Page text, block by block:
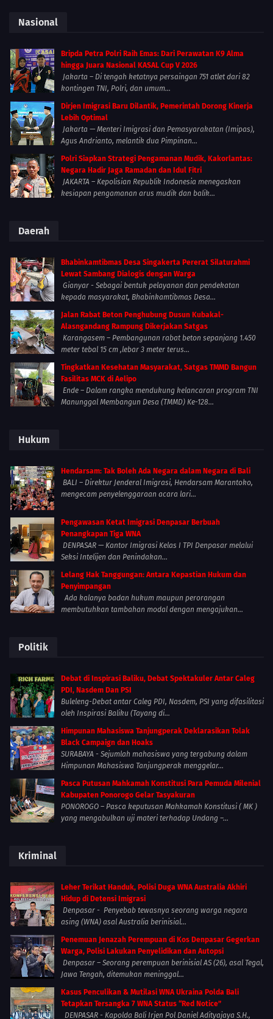
Nasional
Bripda Petra Polri Raih Emas: Dari Perawatan K9 Alma
hingga Juara Nasional KASAL Cup V 2026
Jakarta – Di tengah ketatnya persaingan 751 atlet dari 82
kontingen TNI, Polri, dan umum...
Dirjen Imigrasi Baru Dilantik, Pemerintah Dorong Kinerja
Lebih Optimal
Jakarta — Menteri Imigrasi dan Pemasyarakatan (Imipas),
Agus Andrianto, melantik dua Pimpinan...
Polri Siapkan Strategi Pengamanan Mudik, Kakorlantas:
Negara Hadir Jaga Ramadan dan Idul Fitri
JAKARTA – Kepolisian Republik Indonesia menegaskan
kesiapan pengamanan arus mudik dan balik...
Daerah
Bhabinkamtibmas Desa Singakerta Pererat Silaturahmi
Lewat Sambang Dialogis dengan Warga
Gianyar - Sebagai bentuk pelayanan dan pendekatan
kepada masyarakat, Bhabinkamtibmas Desa...
Jalan Rabat Beton Penghubung Dusun Kubakal-
Alasngandang Rampung Dikerjakan Satgas
Karangasem – Pembangunan rabat beton sepanjang 1.450
meter tebal 15 cm ,lebar 3 meter terus...
Tingkatkan Kesehatan Masyarakat, Satgas TMMD Bangun
Fasilitas MCK di Aelipo
Ende – Dalam rangka mendukung kelancaran program TNI
Manunggal Membangun Desa (TMMD) Ke-128...
Hukum
Hendarsam: Tak Boleh Ada Negara dalam Negara di Bali
BALI – Direktur Jenderal Imigrasi, Hendarsam Marantoko,
mengecam penyelenggaraan acara lari...
Pengawasan Ketat Imigrasi Denpasar Berbuah
Penangkapan Tiga WNA
DENPASAR — Kantor Imigrasi Kelas I TPI Denpasar melalui
Seksi Intelijen dan Penindakan...
Lelang Hak Tanggungan: Antara Kepastian Hukum dan
Penyimpangan
Ada kalanya badan hukum maupun perorangan
membutuhkan tambahan modal dengan mengajukan...
Politik
Debat di Inspirasi Baliku, Debat Spektakuler Antar Caleg
PDI, Nasdem Dan PSI
Buleleng-Debat antar Caleg PDI, Nasdem, PSI yang difasilitasi
oleh Inspirasi Baliku (Tayang di...
Himpunan Mahasiswa Tanjungperak Deklarasikan Tolak
Black Campaign dan Hoaks
SURABAYA - Sejumlah mahasiswa yang tergabung dalam
Himpunan Mahasiswa Tanjungperak menggelar...
Pasca Putusan Mahkamah Konstitusi Para Pemuda Milenial
Kabupaten Ponorogo Gelar Tasyakuran
PONOROGO – Pasca keputusan Mahkamah Konstitusi ( MK )
yang mengabulkan uji materi terhadap Undang –...
Kriminal
Leher Terikat Handuk, Polisi Duga WNA Australia Akhiri
Hidup di Detensi Imigrasi
Denpasar - Penyebab tewasnya seorang warga negara
asing (WNA) asal Australia berinisial...
Penemuan Jenazah Perempuan di Kos Denpasar Gegerkan
Warga, Polisi Lakukan Penyelidikan dan Autopsi
Denpasar – Seorang perempuan berinisial AS (26), asal Tegal,
Jawa Tengah, ditemukan meninggal...
Kasus Penculikan & Mutilasi WNA Ukraina Polda Bali
Tetapkan Tersangka 7 WNA Status “Red Notice”
DENPASAR - Kapolda Bali Irjen Pol Daniel Adityajaya S.H.,